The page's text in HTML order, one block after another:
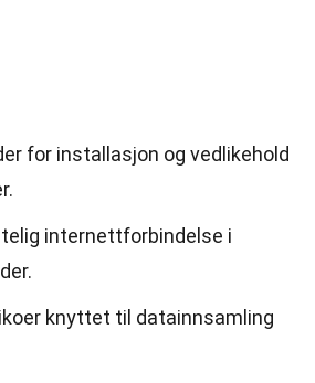
for installasjon og vedlikehold
internettforbindelse i
knyttet til datainnsamling